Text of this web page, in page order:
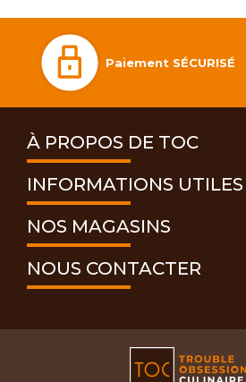
Paiement SÉCURISÉ
À PROPOS DE TOC
INFORMATIONS UTILES
NOS MAGASINS
NOUS CONTACTER